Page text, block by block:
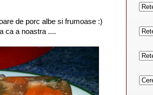
de porc albe si frumoase :)
ca a noastra ....